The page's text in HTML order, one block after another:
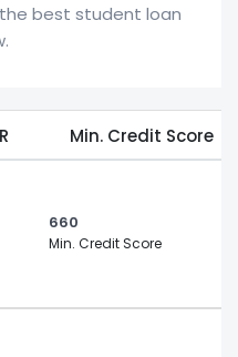
best student loan
Min. Credit Score
660
Min. Credit Score